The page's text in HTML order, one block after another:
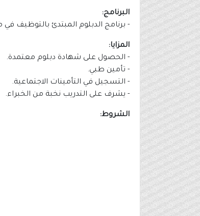
البرنامج:
- برنامج الدبلوم المبتدئ بالتوظيف
المزايا:
- الحصول على شهادة دبلوم معتمدة.
- تأمين طبي.
- التسجيل في التأمينات الاجتماعية.
- يشرف على التدريب نخبة من الخبراء.
الشروط: